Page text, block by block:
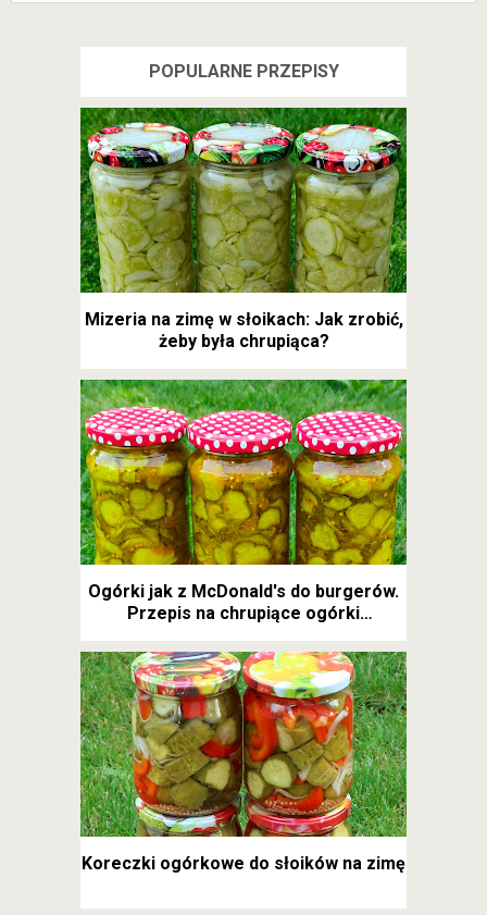
POPULARNE PRZEPISY
Mizeria na zimę w słoikach: Jak zrobić,
żeby była chrupiąca?
Ogórki jak z McDonald's do burgerów.
Przepis na chrupiące ogórki
Koreczki ogórkowe do słoików na zimę